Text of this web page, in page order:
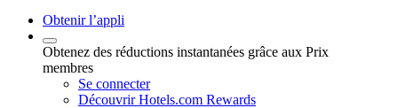
Obtenir l’appli
Obtenez des réductions instantanées grâce aux Prix
membres
Se connecter
Découvrir Hotels.com Rewards